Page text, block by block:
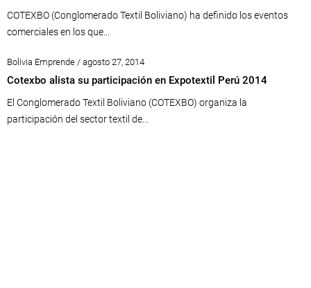
COTEXBO (Conglomerado Textil Boliviano) ha definido los eventos
comerciales en los que...
Bolivia Emprende / agosto 27, 2014
Cotexbo alista su participación en Expotextil Perú 2014
El Conglomerado Textil Boliviano (COTEXBO) organiza la
participación del sector textil de...